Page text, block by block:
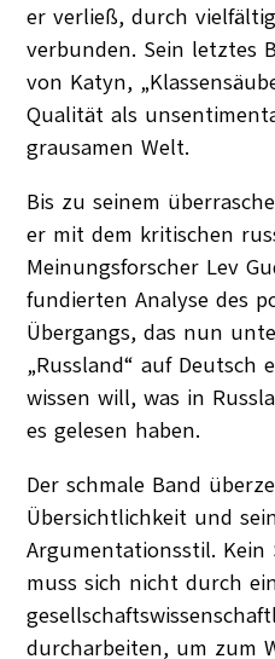
er verließ, durch
verbunden. Sein letztes
von Katyn,
Qualität als
grausamen Welt.
Bis zu seinem
er mit dem kritischen
Meinungsforscher Lev
fundierten Analyse des
Übergangs, das nun
„Russland“ auf Deutsch
wissen will, was in
es gelesen haben.
Der schmale Band
Übersichtlichkeit und
Argumentationsstil.
muss sich nicht durch
durcharbeiten, um zum